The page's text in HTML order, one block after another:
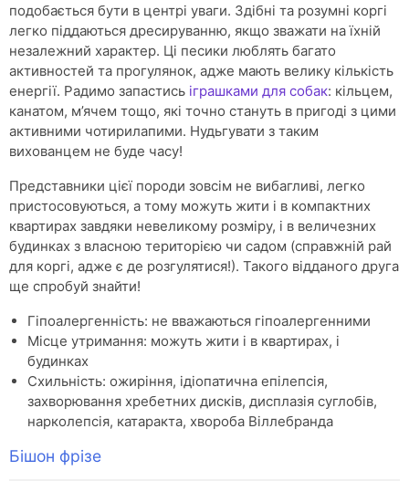
подобається бути в центрі уваги. Здібні та розумні коргі
легко піддаються дресируванню, якщо зважати на їхній
незалежний характер. Ці песики люблять багато
активностей та прогулянок, адже мають велику кількість
енергії. Радимо запастись іграшками для собак: кільцем,
канатом, м’ячем тощо, які точно стануть в пригоді з цими
активними чотирилапими. Нудьгувати з таким
вихованцем не буде часу!
Представники цієї породи зовсім не вибагливі, легко
пристосовуються, а тому можуть жити і в компактних
квартирах завдяки невеликому розміру, і в величезних
будинках з власною територією чи садом (справжній рай
для коргі, адже є де розгулятися!). Такого відданого друга
ще спробуй знайти!
Гіпоалергенність: не вважаються гіпоалергенними
Місце утримання: можуть жити і в квартирах, і
будинках
Схильність: ожиріння, ідіопатична епілепсія,
захворювання хребетних дисків, дисплазія суглобів,
нарколепсія, катаракта, хвороба Віллебранда
Бішон фрізе